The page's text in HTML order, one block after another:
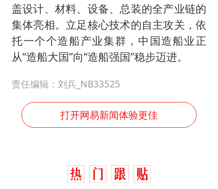
盖设计、材料、设备、总装的全产业链的
集体亮相。立足核心技术的自主攻关，依
托一个个造船产业集群，中国造船业正
从“造船大国”向“造船强国”稳步迈进。
责任编辑：刘兵_NB33525
打开网易新闻体验更佳